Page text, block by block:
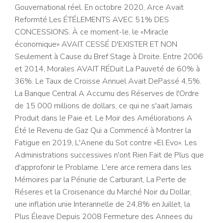
Gouvernational réel. En octobre 2020, Arce Avait
Reformté Les ÉTÉLEMENTS AVEC 51% DES
CONCESSIONS. À ce moment-le, le «Miracle
économique» AVAIT CESSÉ D'EXISTER ET NON
Seulement à Cause du Bref Stage à Droite. Entre 2006
et 2014, Morales AVAIT RÉDuit La Pauveté de 60% à
36%. Le Taux de Croisse Annuel Avait DePassé 4,5%.
La Banque Central A Accumu des Réserves de l'Ordre
de 15 000 millions de dollars, ce qui ne s'aait Jamais
Produit dans le Paie et. Le Moir des Améliorations A
Été le Revenu de Gaz Qui a Commencé à Montrer la
Fatigue en 2019, L'Anene du Sot contre «El Evo». Les
Administrations successives n'ont Rien Fait de Plus que
d'approfonir le Problame. L'ere arce remera dans les
Mémoires par la Pénurie de Carburant, La Perte de
Réseres et la Croisenance du Marché Noir du Dollar,
une inflation unie Interannelle de 24,8% en Juillet, la
Plus Éleave Depuis 2008 Fermeture des Annees du